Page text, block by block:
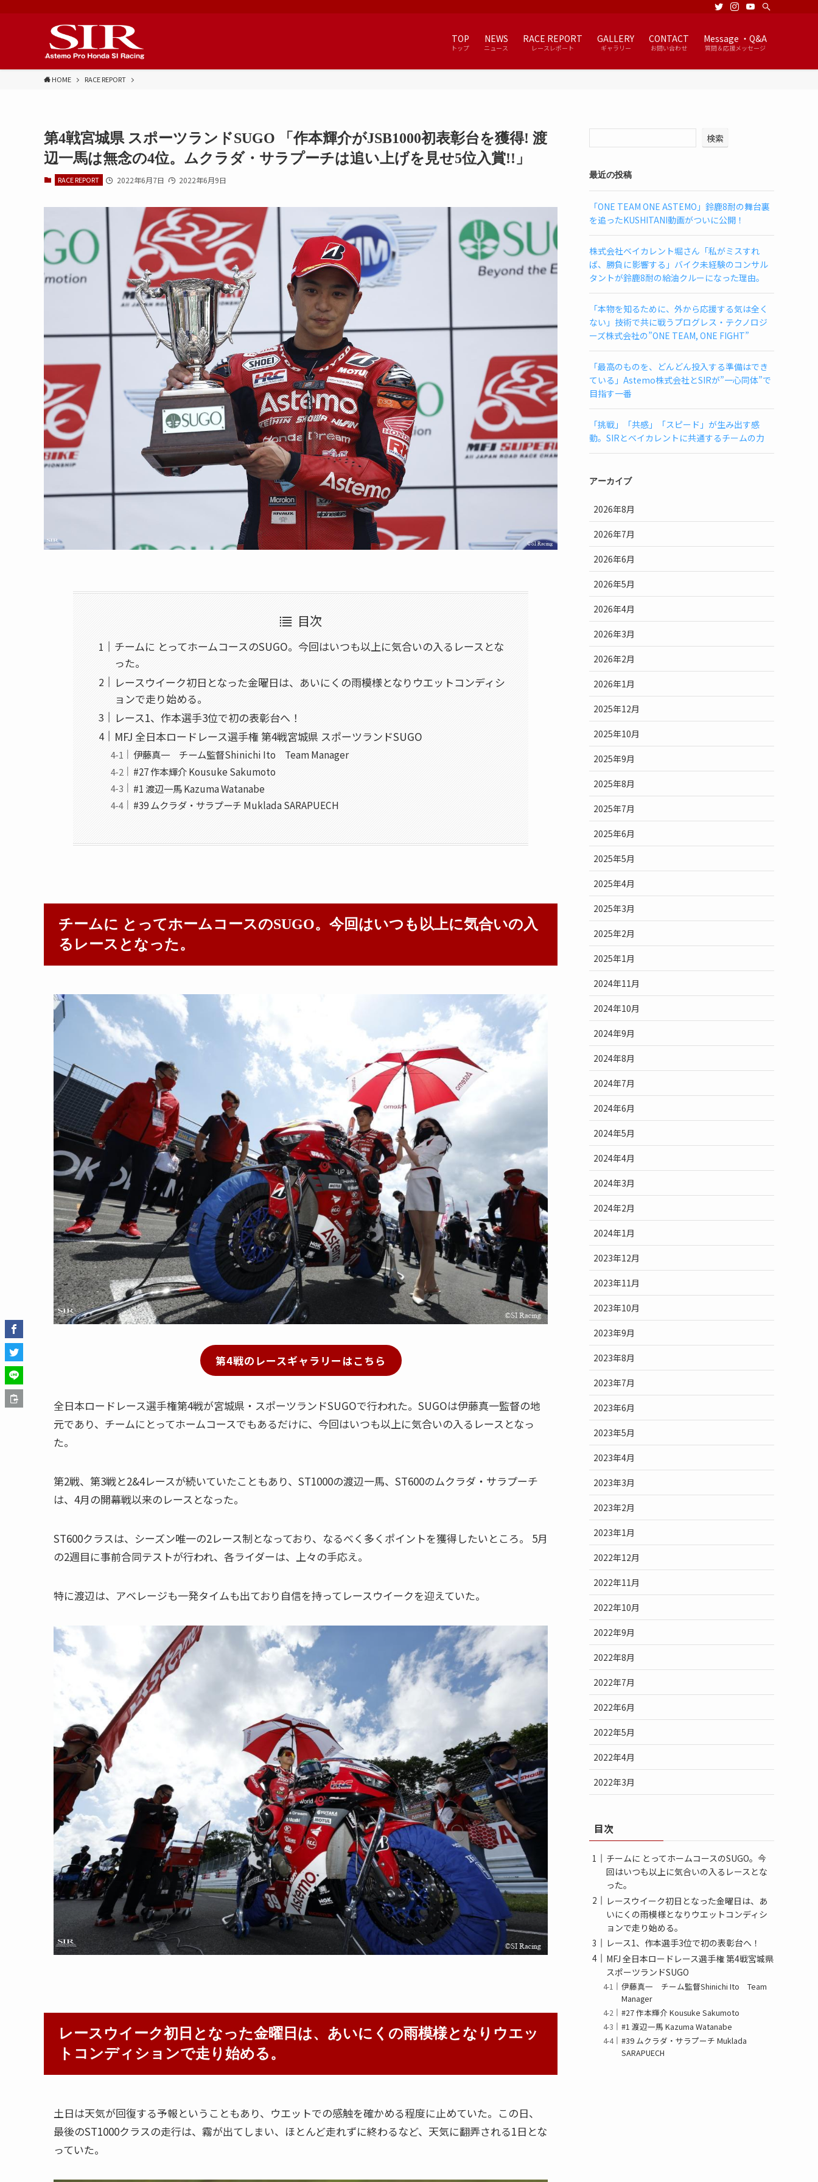
TOP
トップ
NEWS
ニュース
RACE REPORT
レースレポート
GALLERY
ギャラリー
CONTACT
お問い合わせ
Message ・Q&A
質問＆応援メッセージ
HOME RACE REPORT
第4戦宮城県 スポーツランドSUGO 「作本輝介がJSB1000初表彰台を獲得! 渡
辺一馬は無念の4位。ムクラダ・サラプーチは追い上げを見せ5位入賞!!」
RACE REPORT 2022年6月7日 2022年6月9日
目次
チームに とってホームコースのSUGO。今回はいつも以上に気合いの入るレースとな
った。
レースウイーク初日となった金曜日は、あいにくの雨模様となりウエットコンディシ
ョンで走り始める。
レース1、作本選手3位で初の表彰台へ！
MFJ 全日本ロードレース選手権 第4戦宮城県 スポーツランドSUGO
伊藤真一 チーム監督Shinichi Ito Team Manager
#27 作本輝介 Kousuke Sakumoto
#1 渡辺一馬 Kazuma Watanabe
#39 ムクラダ・サラプーチ Muklada SARAPUECH
チームに とってホームコースのSUGO。今回はいつも以上に気合いの入
るレースとなった。
第4戦のレースギャラリーはこちら
全日本ロードレース選手権第4戦が宮城県・スポーツランドSUGOで行われた。SUGOは伊藤真一監督の地
元であり、チームにとってホームコースでもあるだけに、今回はいつも以上に気合いの入るレースとなっ
た。
第2戦、第3戦と2&4レースが続いていたこともあり、ST1000の渡辺一馬、ST600のムクラダ・サラプーチ
は、4月の開幕戦以来のレースとなった。
ST600クラスは、シーズン唯一の2レース制となっており、なるべく多くポイントを獲得したいところ。 5月
の2週目に事前合同テストが行われ、各ライダーは、上々の手応え。
特に渡辺は、アベレージも一発タイムも出ており自信を持ってレースウイークを迎えていた。
レースウイーク初日となった金曜日は、あいにくの雨模様となりウエッ
トコンディションで走り始める。
土日は天気が回復する予報ということもあり、ウエットでの感触を確かめる程度に止めていた。この日、
最後のST1000クラスの走行は、霧が出てしまい、ほとんど走れずに終わるなど、天気に翻弄される1日とな
っていた。
検索
最近の投稿
「ONE TEAM ONE ASTEMO」鈴鹿8耐の舞台裏
を追ったKUSHITANI動画がついに公開！
株式会社ベイカレント堀さん「私がミスすれ
ば、勝負に影響する」バイク未経験のコンサル
タントが鈴鹿8耐の給油クルーになった理由。
「本物を知るために、外から応援する気は全く
ない」技術で共に戦うプログレス・テクノロジ
ーズ株式会社の”ONE TEAM, ONE FIGHT”
「最高のものを、どんどん投入する準備はでき
ている」Astemo株式会社とSIRが”一心同体”で
目指す一番
「挑戦」「共感」「スピード」が生み出す感
動。SIRとベイカレントに共通するチームの力
アーカイブ
2026年8月
2026年7月
2026年6月
2026年5月
2026年4月
2026年3月
2026年2月
2026年1月
2025年12月
2025年10月
2025年9月
2025年8月
2025年7月
2025年6月
2025年5月
2025年4月
2025年3月
2025年2月
2025年1月
2024年11月
2024年10月
2024年9月
2024年8月
2024年7月
2024年6月
2024年5月
2024年4月
2024年3月
2024年2月
2024年1月
2023年12月
2023年11月
2023年10月
2023年9月
2023年8月
2023年7月
2023年6月
2023年5月
2023年4月
2023年3月
2023年2月
2023年1月
2022年12月
2022年11月
2022年10月
2022年9月
2022年8月
2022年7月
2022年6月
2022年5月
2022年4月
2022年3月
目次
チームに とってホームコースのSUGO。今
回はいつも以上に気合いの入るレースとな
った。
レースウイーク初日となった金曜日は、あ
いにくの雨模様となりウエットコンディシ
ョンで走り始める。
レース1、作本選手3位で初の表彰台へ！
MFJ 全日本ロードレース選手権 第4戦宮城県
スポーツランドSUGO
伊藤真一 チーム監督Shinichi Ito Team
Manager
#27 作本輝介 Kousuke Sakumoto
#1 渡辺一馬 Kazuma Watanabe
#39 ムクラダ・サラプーチ Muklada
SARAPUECH